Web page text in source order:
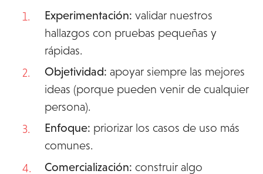
Experimentación: validar nuestros
hallazgos con pruebas pequeñas y
rápidas.
Objetividad: apoyar siempre las mejores
ideas (porque pueden venir de cualquier
persona).
Enfoque: priorizar los casos de uso más
comunes.
Comercialización: construir algo